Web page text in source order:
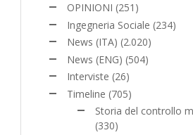
OPINIONI (251)
Ingegneria Sociale (234)
News (ITA) (2.020)
News (ENG) (504)
Interviste (26)
Timeline (705)
Storia del controllo
(330)